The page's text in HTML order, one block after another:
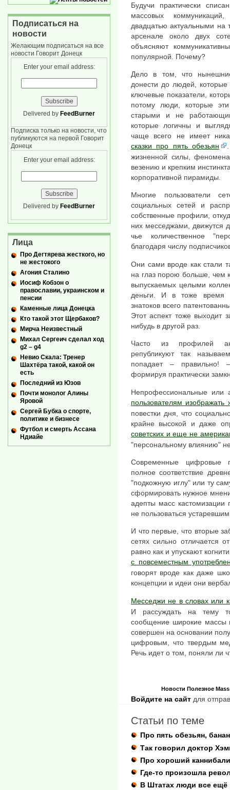
Будучи практически
массовых
двадцатью актуальными
арсенале около двух
объясняют
популярной. Почему?
Дело в том, что
донести до людей,
ключевые показатели,
потому люди, которые
старыми и не
которые логичны и
чаще всего не имеет
сказки про пять обезьян
жизненной силы,
везению и крепким
корпоративной пирамиды.
Многие пользователи
социальных сетей и
собственные профили,
них месседжами, движутся
чье количественное
благодаря числу
Они сами вроде как стали
на глаз порою больше, чем
выпускаемых целыми
деньги. И в тоже время
знатоков всего
Этот аспект тоже
нибудь в другой раз.
Часто из профилей
републикуют так
попадает – правильно!
формируя практически
Непрофессиональные или
пользователям изображать
повестки дня, что
крайне высокой и даже
советских и еще не
"персональному влиянию"
Современные цифровые
полное соответствие
"подкожную иглу" или ту
сформировать нужное
адепты масс кастомизации
не пользоваться
И что первые, что вторые
сетях сильно отличается
равно как и упускают
с повсеместным
говорят вроде как даже
концепции и идеи они
Месседжи не в словах или
И рассуждать на тему
сообщение широкие массы
совершен на основании
цифровым, что твердым
Речь идет о том, поняли ли
Новости Полезное
Войдите на сайт для
Статьи по теме
Про пять обезьян,
Так говорил доктор
Про хороший
Где-то произошла
В Штатах люди все ещё
Подписаться на
новости
Желающим подписаться на все
новости Говорит Донецк
Enter your email address:
Delivered by FeedBurner
Подписка только на новости, что
публикуются на первой Говорит
Донецк
Enter your email address:
Delivered by FeedBurner
Лица
Про Дегтярева жесткого, но
не жестокого
Агония Сталино
Иосиф Кобзон о
православии, украинском и
пенсии
Каменные лица Донецка
Кто такой этот Щербаков?
Мирча Неизвестный
Михал Сергеич сделал ход
g2 – g4
Невио Скала: Тренер
Шахтёра такой, какой он
есть
Последний из Юзов
Почти монолог Алины
Яровой
Сергей Бубка о спорте,
политике и бизнесе
Футбол и смерть Ассана
Ндиайе